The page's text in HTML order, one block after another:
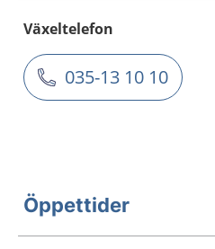
Växeltelefon
035-13 10 10
Öppettider